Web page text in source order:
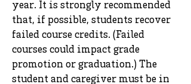
year. It is strongly recommended
that, if possible, students recover
failed course credits. (Failed
courses could impact grade
promotion or graduation.) The
student and caregiver must be in